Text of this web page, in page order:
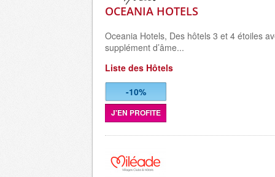
OCEANIA HOTELS
Oceania Hotels, Des hôtels 3 et 4 étoiles
supplément d’âme...
Liste des Hôtels
-10%
J'EN PROFITE